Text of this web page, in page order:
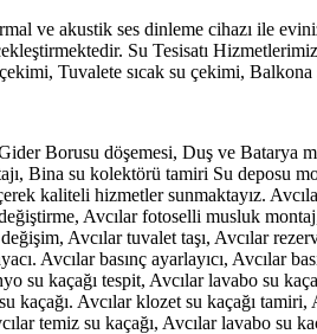
ve akustik ses dinleme cihazı ile
Su Tesisatı
Tuvalete sıcak su çekimi, Balkona
Borusu döşemesi, Duş ve Batarya
Bina su kolektörü tamiri Su deposu
kaliteli hizmetler sunmaktayız.
Avcılar fotoselli musluk
Avcılar tuvalet taşı, Avcılar
Avcılar basınç ayarlayıcı, Avcılar
su kaçağı tespit, Avcılar lavabo su
kaçağı. Avcılar klozet su kaçağı
temiz su kaçağı, Avcılar lavabo su